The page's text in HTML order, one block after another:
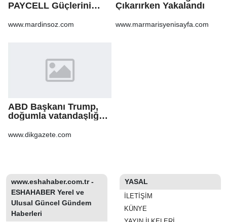
PAYCELL Güçlerini
www.mardinsoz.com
Çıkarırken Yakalandı
www.marmarisyenisayfa.com
ABD Başkanı Trump,
doğumla vatandaşlığa
genişleten
www.dikgazete.com
www.eshahaber.com.tr -
ESHAHABER Yerel ve
Ulusal Güncel Gündem
Haberleri
YASAL
İLETIŞIM
KÜNYE